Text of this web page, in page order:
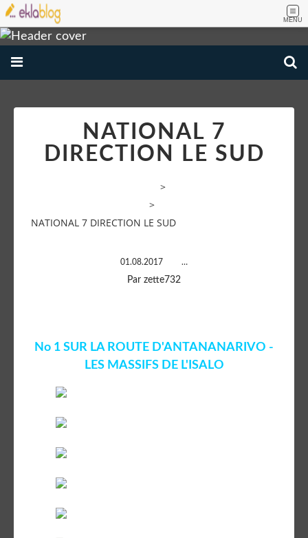
MENU
NATIONAL 7
DIRECTION LE SUD
>
>
NATIONAL 7 DIRECTION LE SUD
01.08.2017 …
Par zette732
No 1 SUR LA ROUTE D'ANTANANARIVO -
LES MASSIFS DE L'ISALO